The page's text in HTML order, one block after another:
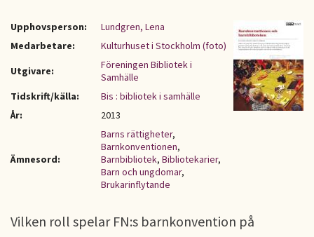
Upphovsperson:
Lundgren, Lena
Medarbetare:
Kulturhuset i Stockholm (foto)
Utgivare:
Föreningen Bibliotek i
Samhälle
Tidskrift/källa:
Bis : bibliotek i samhälle
År:
2013
Ämnesord:
Barns rättigheter,
Barnkonventionen,
Barnbibliotek, Bibliotekarier,
Barn och ungdomar,
Brukarinflytande
Vilken roll spelar FN:s barnkonvention på